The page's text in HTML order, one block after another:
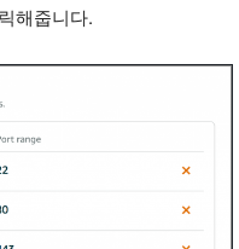
해줍니다.